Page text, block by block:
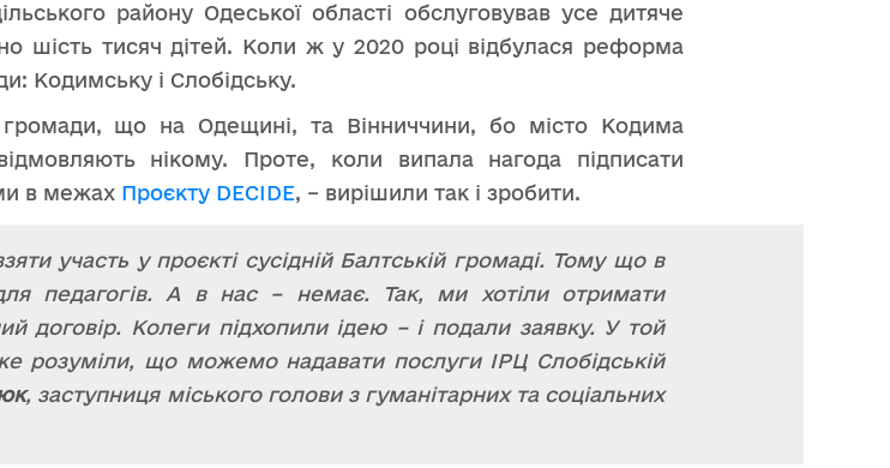
району Одеської області обслуговував усе дитяче
шість тисяч дітей. Коли ж у 2020 році відбулася реформа
Кодимську і Слобідську.
громади, що на Одещині, та Вінниччини, бо місто Кодима
нікому. Проте, коли випала нагода підписати
в межах Проєкту DECIDE, – вирішили так і зробити.
участь у проєкті сусідній Балтській громаді. Тому що в
педагогів. А в нас – немає. Так, ми хотіли отримати
договір. Колеги підхопили ідею – і подали заявку. У той
розуміли, що можемо надавати послуги ІРЦ Слобідській
, заступниця міського голови з гуманітарних та соціальних